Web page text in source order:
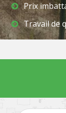
Prix
Travail de